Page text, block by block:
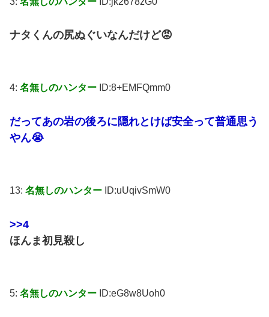
ナタくんの尻ぬぐいなんだけど😡
4: 名無しのハンター ID:8+EMFQmm0
だってあの岩の後ろに隠れとけば安全って普通思う
やん😭
13: 名無しのハンター ID:uUqivSmW0
>>4
ほんま初見殺し
5: 名無しのハンター ID:eG8w8Uoh0